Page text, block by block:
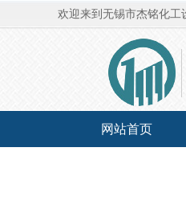
欢迎来到无锡市杰铭化工
网站首页